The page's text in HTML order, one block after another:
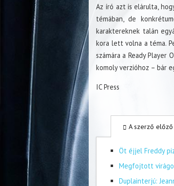
Az író azt is elárulta,
témában, de
karaktereknek talán
kora lett volna a téma.
számára a Ready
komoly verzióhoz – bár
IC Press
A szerző
Öt éjjel Freddy
Megfojtott
Duplainterjú: